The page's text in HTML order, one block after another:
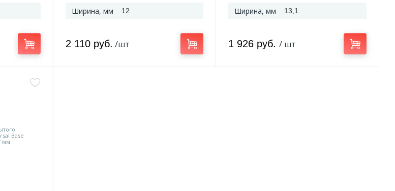
Ширина, мм 12
2 110 руб. /шт
Ширина, мм 13,1
1 926 руб. / шт